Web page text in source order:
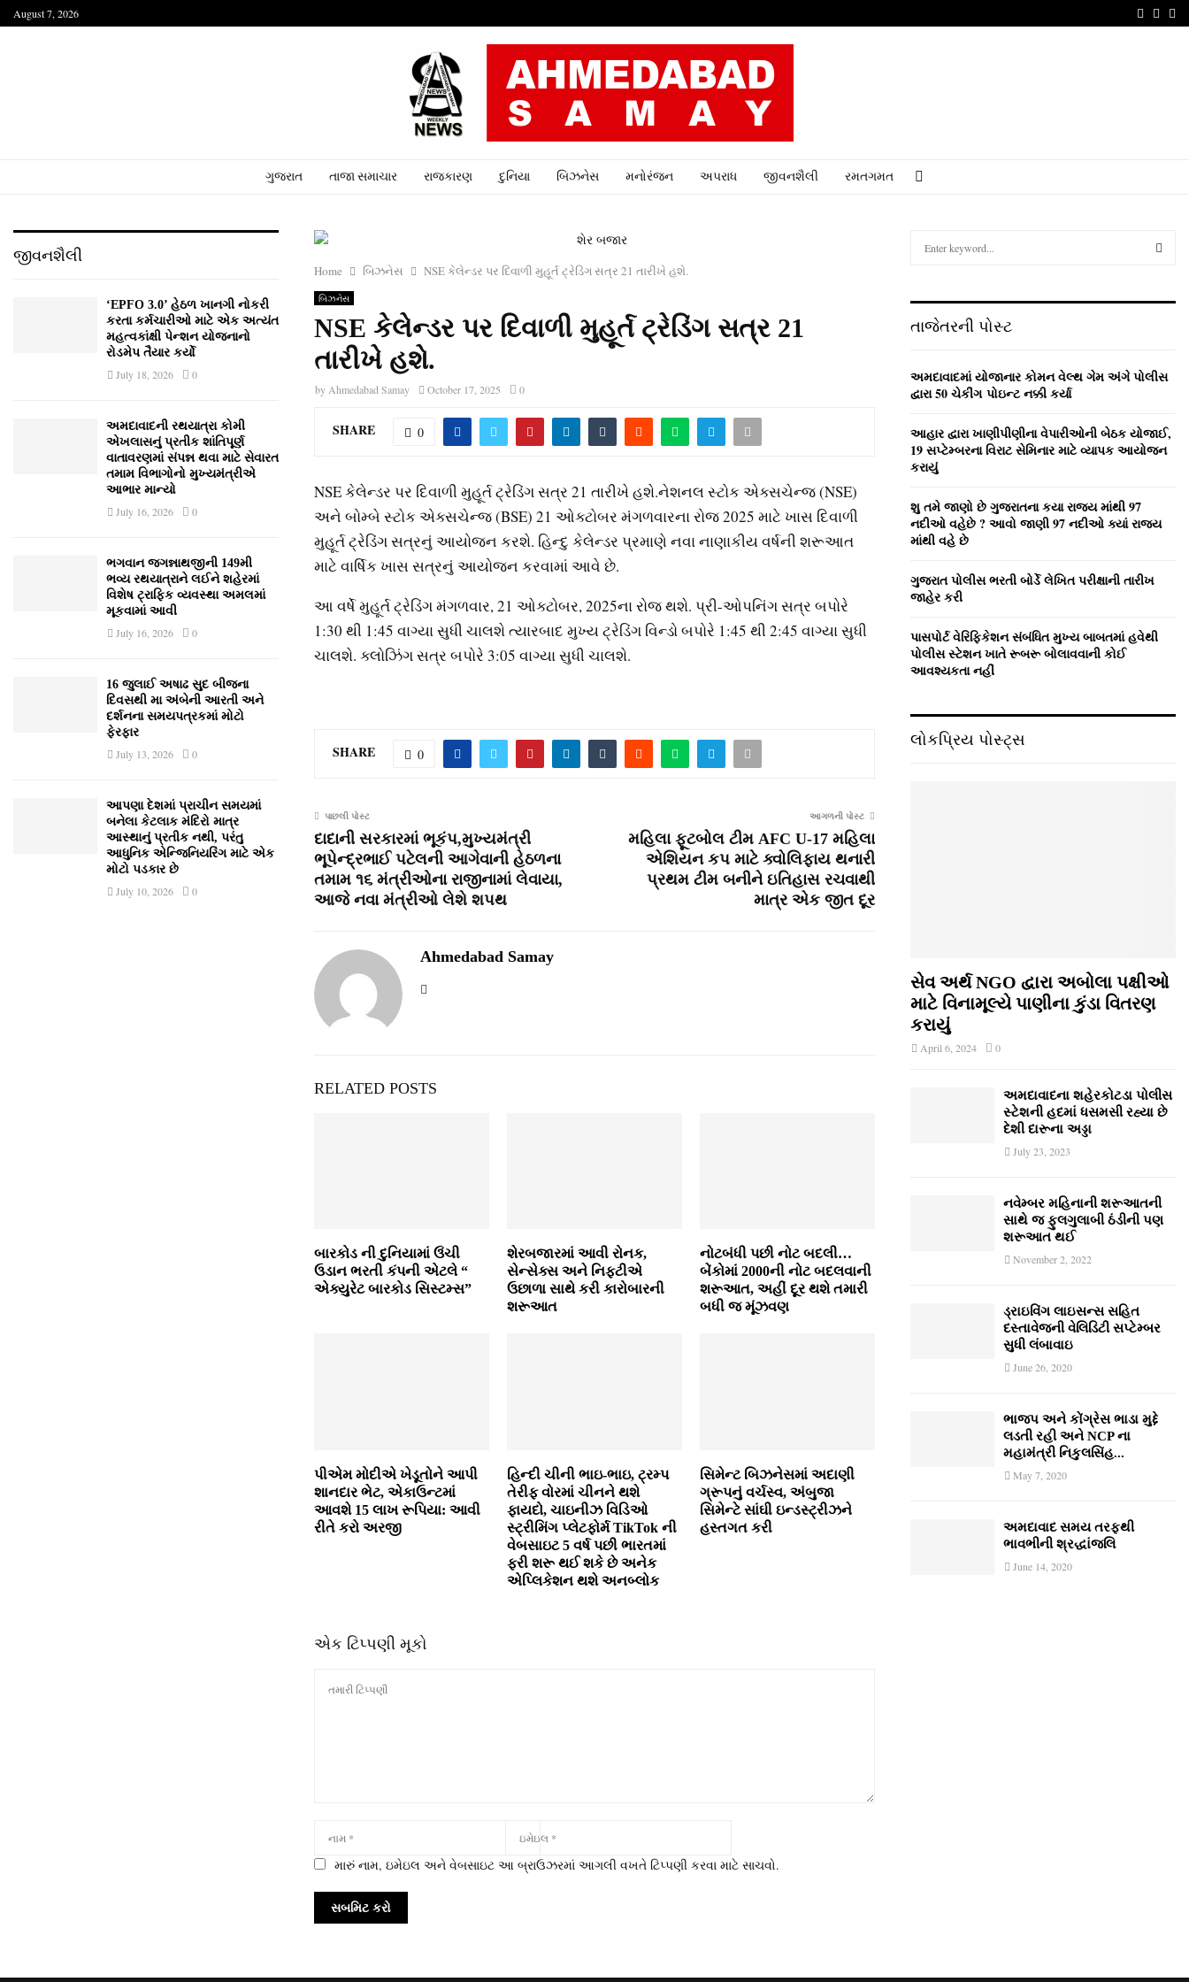
August 7, 2026
ગુજરાત તાજા સમાચાર રાજકારણ દુનિયા બિઝનેસ મનોરંજન અપરાધ જીવનશૈલી રમતગમત
Home બિઝનેસ NSE કેલેન્ડર પર દિવાળી મુહૂર્ત ટ્રેડિંગ સત્ર 21 તારીખે હશે.
બિઝનેસ
NSE કેલેન્ડર પર દિવાળી મુહૂર્ત ટ્રેડિંગ સત્ર 21
તારીખે હશે.
by Ahmedabad Samay October 17, 2025 0
SHARE 0
NSE કેલેન્ડર પર દિવાળી મુહૂર્ત ટ્રેડિંગ સત્ર 21 તારીખે હશે.નેશનલ સ્ટોક એક્સચેન્જ (NSE)
અને બોમ્બે સ્ટોક એક્સચેન્જ (BSE) 21 ઓક્ટોબર મંગળવારના રોજ 2025 માટે ખાસ દિવાળી
મુહૂર્ત ટ્રેડિંગ સત્રનું આયોજન કરશે. હિન્દુ કેલેન્ડર પ્રમાણે નવા નાણાકીય વર્ષની શરૂઆત
માટે વાર્ષિક ખાસ સત્રનું આયોજન કરવામાં આવે છે.
આ વર્ષે મુહૂર્ત ટ્રેડિંગ મંગળવાર, 21 ઓક્ટોબર, 2025ના રોજ થશે. પ્રી-ઓપનિંગ સત્ર બપોરે
1:30 થી 1:45 વાગ્યા સુધી ચાલશે ત્યારબાદ મુખ્ય ટ્રેડિંગ વિન્ડો બપોરે 1:45 થી 2:45 વાગ્યા સુધી
ચાલશે. ક્લોઝિંગ સત્ર બપોરે 3:05 વાગ્યા સુધી ચાલશે.
SHARE 0
પાછલી પોસ્ટ
દાદાની સરકારમાં ભૂકંપ,મુખ્યમંત્રી
ભૂપેન્દ્રભાઈ પટેલની આગેવાની હેઠળના
તમામ ૧૬ મંત્રીઓના રાજીનામાં લેવાયા,
આજે નવા મંત્રીઓ લેશે શપથ
આગળની પોસ્ટ
મહિલા ફૂટબોલ ટીમ AFC U-17 મહિલા
એશિયન કપ માટે ક્વોલિફાય થનારી
પ્રથમ ટીમ બનીને ઇતિહાસ રચવાથી
માત્ર એક જીત દૂર
Ahmedabad Samay
RELATED POSTS
બારકોડ ની દુનિયામાં ઉંચી
ઉડાન ભરતી કંપની એટલે “
એક્યુરેટ બારકોડ સિસ્ટમ્સ”
શેરબજારમાં આવી રોનક,
સેન્સેક્સ અને નિફ્ટીએ
ઉછાળા સાથે કરી કારોબારની
શરૂઆત
નોટબંધી પછી નોટ બદલી…
બેંકોમાં 2000ની નોટ બદલવાની
શરૂઆત, અહીં દૂર થશે તમારી
બધી જ મૂંઝવણ
પીએમ મોદીએ ખેડૂતોને આપી
શાનદાર ભેટ, એકાઉન્ટમાં
આવશે 15 લાખ રૂપિયા: આવી
રીતે કરો અરજી
હિન્દી ચીની ભાઇ-ભાઇ, ટ્રમ્પ
તેરીફ વોરમાં ચીનને થશે
ફાયદો, ચાઇનીઝ વિડિઓ
સ્ટ્રીમિંગ પ્લેટફોર્મ TikTok ની
વેબસાઇટ 5 વર્ષ પછી ભારતમાં
ફરી શરૂ થઈ શકે છે અનેક
એપ્લિકેશન થશે અનબ્લોક
સિમેન્ટ બિઝનેસમાં અદાણી
ગ્રૂપનું વર્ચસ્વ, અંબુજા
સિમેન્ટે સાંઘી ઇન્ડસ્ટ્રીઝને
હસ્તગત કરી
એક ટિપ્પણી મૂકો
મારું નામ, ઇમેઇલ અને વેબસાઇટ આ બ્રાઉઝરમાં આગલી વખતે ટિપ્પણી કરવા માટે સાચવો.
જીવનશૈલી
‘EPFO 3.0’ હેઠળ ખાનગી નોકરી
કરતા કર્મચારીઓ માટે એક અત્યંત
મહત્વકાંક્ષી પેન્શન યોજનાનો
રોડમેપ તૈયાર કર્યો
July 18, 2026 0
અમદાવાદની રથયાત્રા કોમી
એખલાસનું પ્રતીક શાંતિપૂર્ણ
વાતાવરણમાં સંપન્ન થવા માટે સેવારત
તમામ વિભાગોનો મુખ્યમંત્રીએ
આભાર માન્યો
July 16, 2026 0
ભગવાન જગન્નાથજીની 149મી
ભવ્ય રથયાત્રાને લઈને શહેરમાં
વિશેષ ટ્રાફિક વ્યવસ્થા અમલમાં
મૂકવામાં આવી
July 16, 2026 0
16 જુલાઈ અષાઢ સુદ બીજના
દિવસથી મા અંબેની આરતી અને
દર્શનના સમયપત્રકમાં મોટો
ફેરફાર
July 13, 2026 0
આપણા દેશમાં પ્રાચીન સમયમાં
બનેલા કેટલાક મંદિરો માત્ર
આસ્થાનું પ્રતીક નથી, પરંતુ
આધુનિક એન્જિનિયરિંગ માટે એક
મોટો પડકાર છે
July 10, 2026 0
h
o
r
H
તાજેતરની પોસ્ટ
અમદાવાદમાં યોજાનાર કોમન વેલ્‍થ ગેમ અંગે પોલીસ
દ્વારા 50 ચેકીંગ પોઇન્‍ટ નક્કી કર્યા
આહાર દ્વારા ખાણીપીણીના વેપારીઓની બેઠક યોજાઈ,
19 સપ્ટેમ્બરના વિરાટ સેમિનાર માટે વ્યાપક આયોજન
કરાયું
શુ તમે જાણો છે ગુજરાતના કયા રાજ્ય માંથી 97
નદીઓ વહેછે ? આવો જાણી 97 નદીઓ ક્યાં રાજ્ય
માંથી વહે છે
ગુજરાત પોલીસ ભરતી બોર્ડે લેખિત પરીક્ષાની તારીખ
જાહેર કરી
પાસપોર્ટ વેરિફિકેશન સંબંધિત મુખ્ય બાબતમાં હવેથી
પોલીસ સ્ટેશન ખાતે રૂબરૂ બોલાવવાની કોઈ
આવશ્યકતા નહીં
લોકપ્રિય પોસ્ટ્સ
સેવ અર્થ NGO દ્વારા અબોલા પક્ષીઓ
માટે વિનામૂલ્યે પાણીના કુંડા વિતરણ
કરાયું
April 6, 2024 0
અમદાવાદના શહેરકોટડા પોલીસ
સ્ટેશની હદમાં ધસમસી રહ્યા છે
દેશી દારૂના અડ્ડા
July 23, 2023
નવેમ્‍બર મહિનાની શરૂઆતની
સાથે જ ફુલગુલાબી ઠંડીની પણ
શરૂઆત થઈ
November 2, 2022
ડ્રાઇવિંગ લાઇસન્સ સહિત
દસ્તાવેજની વેલિડિટી સપ્ટેમ્બર
સુધી લંબાવાઇ
June 26, 2020
ભાજપ અને કોંગ્રેસ ભાડા મુદ્દે
લડતી રહી અને NCP ના
મહામંત્રી નિકુલસિંહ...
May 7, 2020
અમદાવાદ સમય તરફથી
ભાવભીની શ્રદ્ધાંજલિ
June 14, 2020